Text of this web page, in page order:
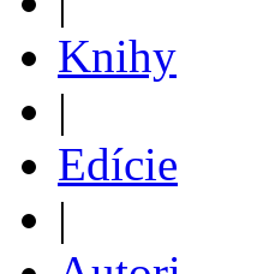
Knihy
|
Edície
|